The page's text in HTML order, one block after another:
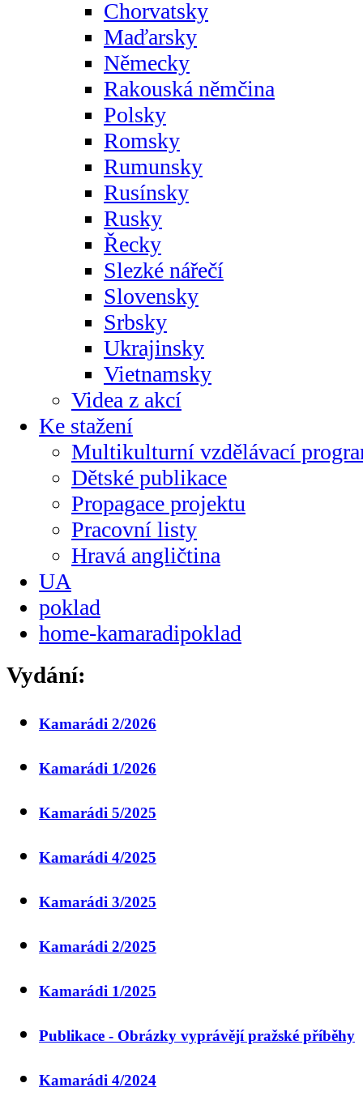
Chorvatsky
Maďarsky
Německy
Rakouská němčina
Polsky
Romsky
Rumunsky
Rusínsky
Rusky
Řecky
Slezké nářečí
Slovensky
Srbsky
Ukrajinsky
Vietnamsky
Videa z akcí
Ke stažení
Multikulturní vzdělávací
Dětské publikace
Propagace projektu
Pracovní listy
Hravá angličtina
UA
poklad
home-kamaradipoklad
Vydání:
Kamarádi 2/2026
Kamarádi 1/2026
Kamarádi 5/2025
Kamarádi 4/2025
Kamarádi 3/2025
Kamarádi 2/2025
Kamarádi 1/2025
Publikace - Obrázky vyprávějí pražské příběhy
Kamarádi 4/2024